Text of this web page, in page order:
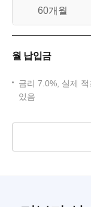
60개월
월 납입금
금리 7.0%, 실제
있음